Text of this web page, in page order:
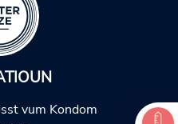
vum Kondom